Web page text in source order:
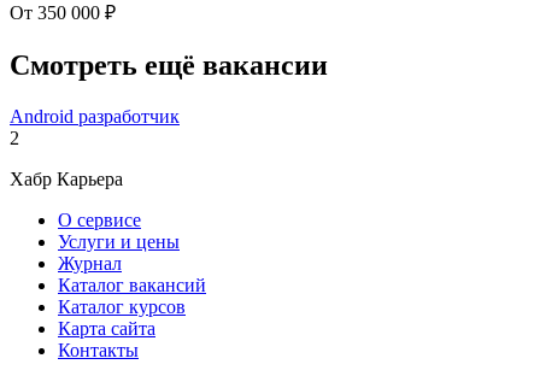
От 350 000 ₽
Смотреть ещё вакансии
Android разработчик
2
Хабр Карьера
О сервисе
Услуги и цены
Журнал
Каталог вакансий
Каталог курсов
Карта сайта
Контакты